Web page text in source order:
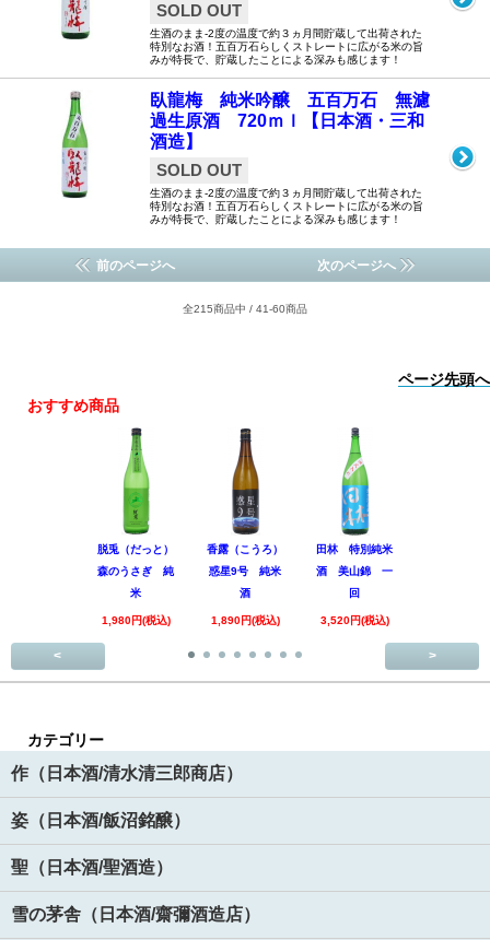
SOLD OUT
生酒のまま-2度の温度で約３ヵ月間貯蔵して出荷された
特別なお酒！五百万石らしくストレートに広がる米の旨
みが特長で、貯蔵したことによる深みも感じます！
臥龍梅 純米吟醸 五百万石 無濾
過生原酒 720ｍｌ【日本酒・三和
酒造】
SOLD OUT
生酒のまま-2度の温度で約３ヵ月間貯蔵して出荷された
特別なお酒！五百万石らしくストレートに広がる米の旨
みが特長で、貯蔵したことによる深みも感じます！
前のページへ 次のページへ
全215商品中 / 41-60商品
ページ先頭へ
おすすめ商品
脱兎（だっと）
森のうさぎ 純
米
1,980円(税込)
香露（こうろ）
惑星9号 純米
酒
1,890円(税込)
田林 特別純米
酒 美山錦 一
回
3,520円(税込)
< >
カテゴリー
作（日本酒/清水清三郎商店）
姿（日本酒/飯沼銘醸）
聖（日本酒/聖酒造）
雪の茅舎（日本酒/齋彌酒造店）